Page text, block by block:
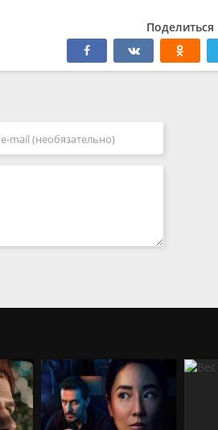
Поделиться